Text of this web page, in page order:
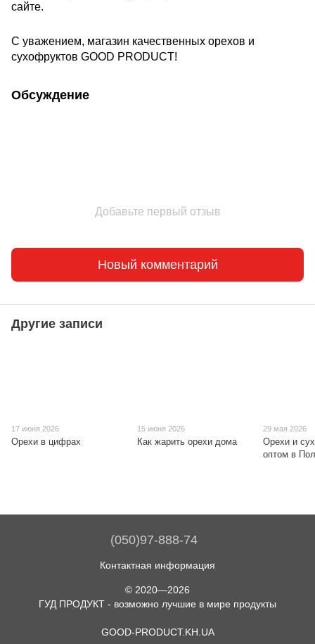
сайте.
С уважением, магазин качественных орехов и
сухофруктов GOOD PRODUCT!
Обсуждение
Добавьте первый отзыв
Новый комментарий
Другие записи
17 июня 2026
Орехи в цифрах
15 июня 2026
Как жарить орехи дома
29 мая 2026
Орехи и
оптом в
(050)97-888-74
Контактная информация
© 2020—2026
ГУД ПРОДУКТ - возможно лучшие в мире продукты
GOOD-PRODUCT.KH.UA